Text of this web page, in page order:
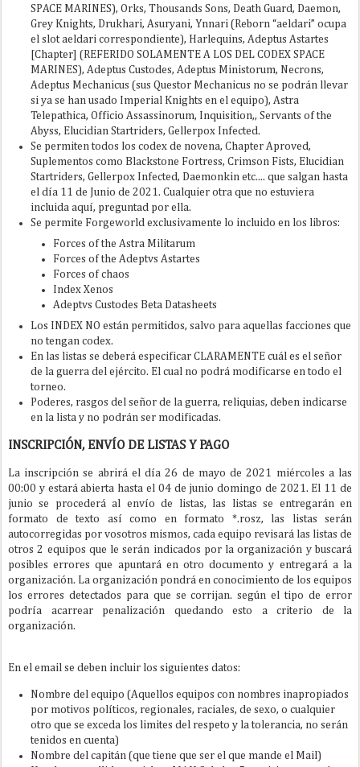
SPACE MARINES), Orks, Thousands Sons, Death Guard, Daemon,
Grey Knights, Drukhari, Asuryani, Ynnari (Reborn “aeldari” ocupa
el slot aeldari correspondiente), Harlequins, Adeptus Astartes
[Chapter] (REFERIDO SOLAMENTE A LOS DEL CODEX SPACE
MARINES), Adeptus Custodes, Adeptus Ministorum, Necrons,
Adeptus Mechanicus (sus Questor Mechanicus no se podrán llevar
si ya se han usado Imperial Knights en el equipo), Astra
Telepathica, Officio Assassinorum, Inquisition,, Servants of the
Abyss, Elucidian Startriders, Gellerpox Infected.
Se permiten todos los codex de novena, Chapter Aproved,
Suplementos como Blackstone Fortress, Crimson Fists, Elucidian
Startriders, Gellerpox Infected, Daemonkin etc.... que salgan hasta
el día 11 de Junio de 2021. Cualquier otra que no estuviera
incluida aquí, preguntad por ella.
Se permite Forgeworld exclusivamente lo incluido en los libros:
Forces of the Astra Militarum
Forces of the Adeptvs Astartes
Forces of chaos
Index Xenos
Adeptvs Custodes Beta Datasheets
Los INDEX NO están permitidos, salvo para aquellas facciones que
no tengan codex.
En las listas se deberá especificar CLARAMENTE cuál es el señor
de la guerra del ejército. El cual no podrá modificarse en todo el
torneo.
Poderes, rasgos del señor de la guerra, reliquias, deben indicarse
en la lista y no podrán ser modificadas.
INSCRIPCIÓN, ENVÍO DE LISTAS Y PAGO
La inscripción se abrirá el día 26 de mayo de 2021 miércoles a las
00:00 y estará abierta hasta el 04 de junio domingo de 2021. El 11 de
junio se procederá al envío de listas, las listas se entregarán en
formato de texto así como en formato *.rosz, las listas serán
autocorregidas por vosotros mismos, cada equipo revisará las listas de
otros 2 equipos que le serán indicados por la organización y buscará
posibles errores que apuntará en otro documento y entregará a la
organización. La organización pondrá en conocimiento de los equipos
los errores detectados para que se corrijan. según el tipo de error
podría acarrear penalización quedando esto a criterio de la
organización.
En el email se deben incluir los siguientes datos:
Nombre del equipo (Aquellos equipos con nombres inapropiados
por motivos políticos, regionales, raciales, de sexo, o cualquier
otro que se exceda los limites del respeto y la tolerancia, no serán
tenidos en cuenta)
Nombre del capitán (que tiene que ser el que mande el Mail)